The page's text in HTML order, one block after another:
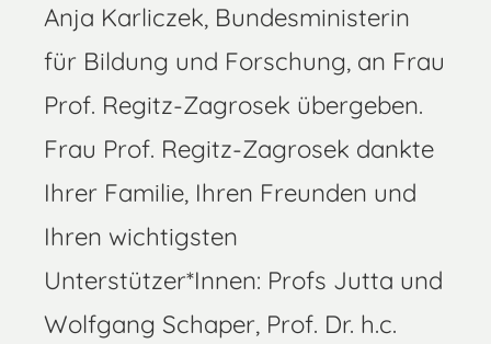
Anja Karliczek, Bundesministerin
für Bildung und Forschung, an Frau
Prof. Regitz-Zagrosek übergeben.
Frau Prof. Regitz-Zagrosek dankte
Ihrer Familie, Ihren Freunden und
Ihren wichtigsten
Unterstützer*Innen: Profs Jutta und
Wolfgang Schaper, Prof. Dr. h.c.